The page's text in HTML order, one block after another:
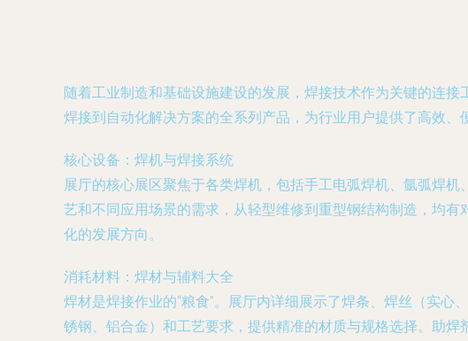
随着工业制造和基础设施建设的发展，焊接技术作为关键的连
焊接到自动化解决方案的全系列产品，为行业用户提供了高效、
核心设备：焊机与焊接系统
展厅的核心展区聚焦于各类焊机，包括手工电弧焊机、氩弧焊
艺和不同应用场景的需求，从轻型维修到重型钢结构制造，均
化的发展方向。
消耗材料：焊材与辅料大全
焊材是焊接作业的“粮食”。展厅内详细展示了焊条、焊丝（实
锈钢、铝合金）和工艺要求，提供精准的材质与规格选择。助焊